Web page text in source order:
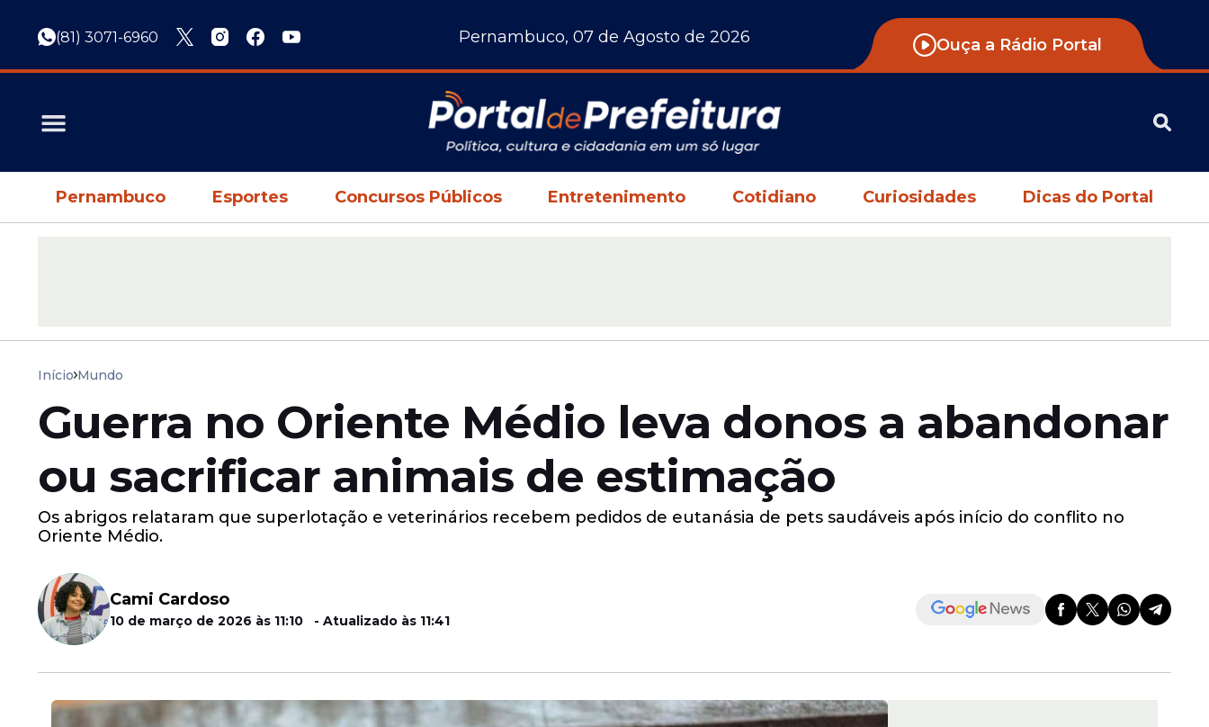
(81) 3071-6960 Pernambuco, 07 de Agosto de 2026 Ouça a Rádio Portal
Pernambuco Esportes Concursos Públicos Entretenimento Cotidiano Curiosidades Dicas do Portal
Início Mundo
Guerra no Oriente Médio leva donos a abandonar
ou sacrificar animais de estimação
Os abrigos relataram que superlotação e veterinários recebem pedidos de eutanásia de pets saudáveis após início do conflito no
Oriente Médio.
Cami Cardoso
10 de março de 2026 às 11:10 - Atualizado às 11:41